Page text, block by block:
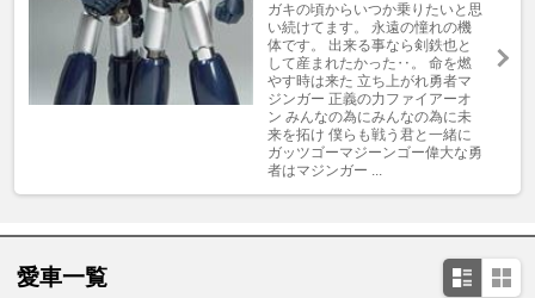
ガキの頃からいつか乗りたいと思
い続けてます。 永遠の憧れの機
体です。 出来る事なら剣鉄也と
して産まれたかった‥。 命を燃
やす時は来た 立ち上がれ勇者マ
ジンガー 正義の力ファイアーオ
ン みんなの為にみんなの為に未
来を拓け 僕らも戦う君と一緒に
ガッツゴーマジーンゴー偉大な勇
者はマジンガー ...
愛車一覧